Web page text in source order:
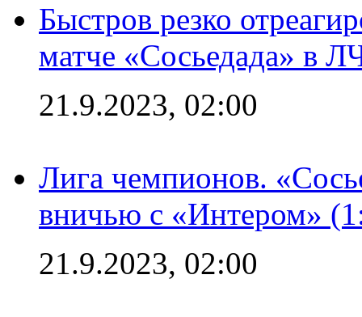
Быстров резко
матче «Сосьедада» в
21.9.2023, 02:00
Лига чемпионов.
вничью с «Интером»
21.9.2023, 02:00